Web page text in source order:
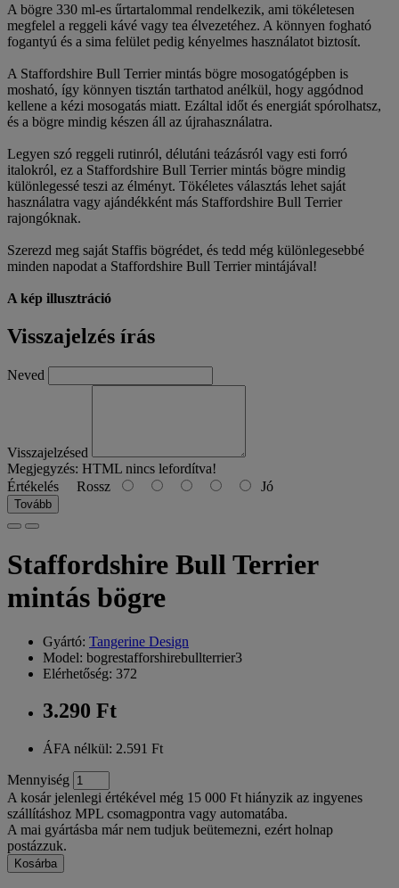
A bögre 330 ml-es űrtartalommal rendelkezik, ami tökéletesen
megfelel a reggeli kávé vagy tea élvezetéhez. A könnyen fogható
fogantyú és a sima felület pedig kényelmes használatot biztosít.
A Staffordshire Bull Terrier mintás bögre mosogatógépben is
mosható, így könnyen tisztán tarthatod anélkül, hogy aggódnod
kellene a kézi mosogatás miatt. Ezáltal időt és energiát spórolhatsz,
és a bögre mindig készen áll az újrahasználatra.
Legyen szó reggeli rutinról, délutáni teázásról vagy esti forró
italokról, ez a Staffordshire Bull Terrier mintás bögre mindig
különlegessé teszi az élményt. Tökéletes választás lehet saját
használatra vagy ajándékként más Staffordshire Bull Terrier
rajongóknak.
Szerezd meg saját Staffis bögrédet, és tedd még különlegesebbé
minden napodat a Staffordshire Bull Terrier mintájával!
A kép illusztráció
Visszajelzés írás
Neved
Visszajelzésed
Megjegyzés: HTML nincs lefordítva!
Értékelés Rossz Jó
Tovább
Staffordshire Bull Terrier
mintás bögre
Gyártó: Tangerine Design
Model: bogrestafforshirebullterrier3
Elérhetőség: 372
3.290 Ft
ÁFA nélkül: 2.591 Ft
Mennyiség
A kosár jelenlegi értékével még 15 000 Ft hiányzik az ingyenes
szállításhoz MPL csomagpontra vagy automatába.
A mai gyártásba már nem tudjuk beütemezni, ezért holnap
postázzuk.
Kosárba